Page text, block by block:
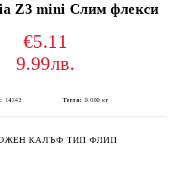
Z3 mini Слим флекси
€5.11
9.99лв.
14242 Тегло: 0.000 кг
КАЛЪФ ТИП ФЛИП